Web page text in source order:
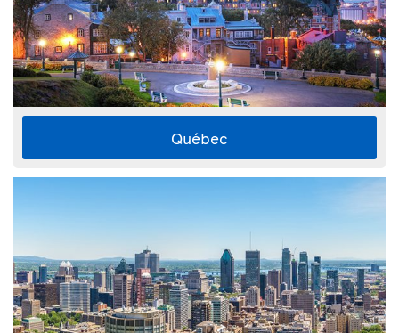
Québec